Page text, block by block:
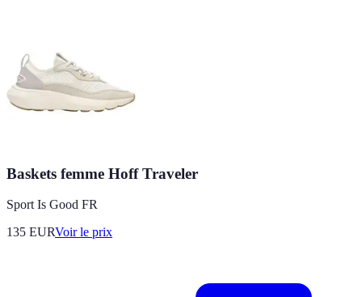
Baskets femme Hoff Traveler
Sport Is Good FR
135 EURVoir le prix